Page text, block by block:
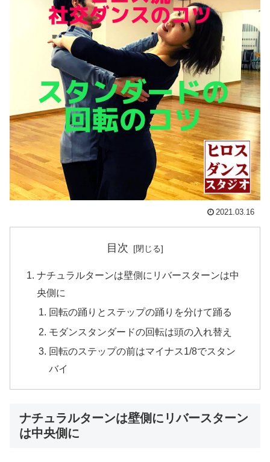
2021.03.16
目次
ナチュラルターンは壁側にリバースターンは中
央側に
回転の踊りとステップの踊りを分けて踊る
モダンスタンダードの回転は頭の入れ替え
回転のステップの前はマイナス1/8でスタン
バイ
ナチュラルターンは壁側にリバースターン
は中央側に